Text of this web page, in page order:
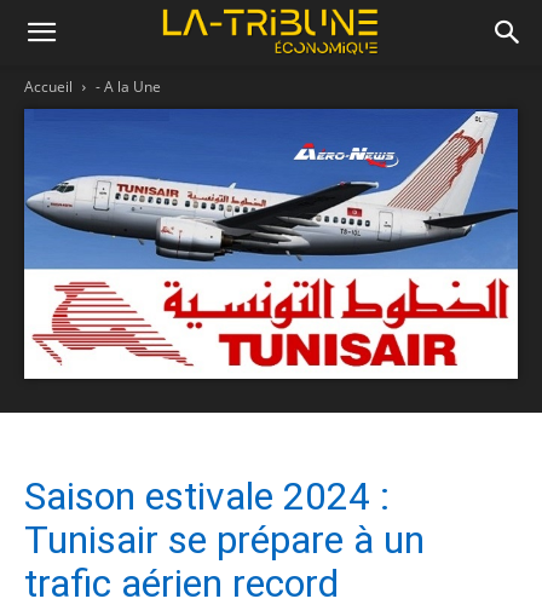
Accueil - A la Une
Saison estivale 2024 :
Tunisair se prépare à un
trafic aérien record